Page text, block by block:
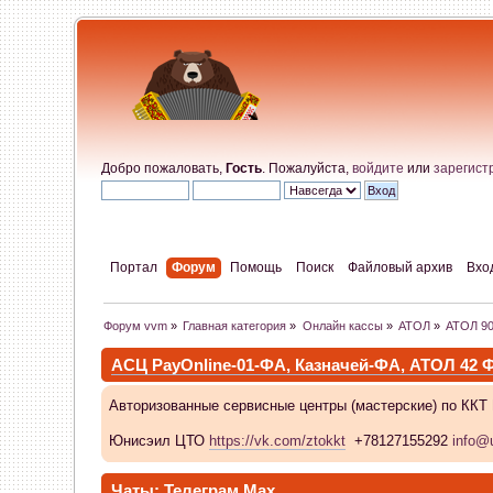
Добро пожаловать, Гость . Пожалуйста,войдите или
Портал Форум Помощь Поиск Файловый архив
Форум vvm» Главная категория » Онлайн кассы» АТОЛ » АТОЛ
АСЦ PayOnline-01-ФА, Казначей-ФА, АТОЛ 42
Авторизованные сервисные центры (мастерские) по
Юнисэил ЦТО https://vk.com/ztokkt+78127155292